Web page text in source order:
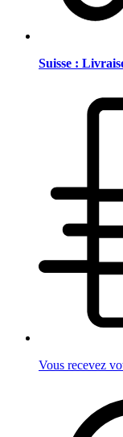
Suisse :
Vous recevez